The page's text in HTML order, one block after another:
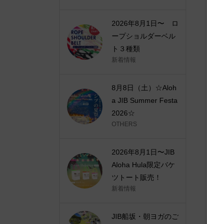
2026年8月1日〜 ロ
ープショルダーベル
ト３種類
新着情報
8月8日（土）☆Aloh
a JIB Summer Festa
2026☆
OTHERS
2026年8月1日〜JIB
Aloha Hula限定バケ
ツトート販売！
新着情報
JIB船坂・朝ヨガのご